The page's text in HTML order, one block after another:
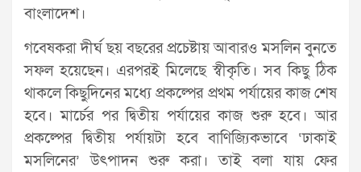
বাংলাদেশ।
গবেষকরা দীর্ঘ ছয় বছরের প্রচেষ্টায় আবারও মসলিন বুনতে
সফল হয়েছেন। এরপরই মিলেছে স্বীকৃতি। সব কিছু ঠিক
থাকলে কিছুদিনের মধ্যে প্রকল্পের প্রথম পর্যায়ের কাজ শেষ
হবে। মার্চের পর দ্বিতীয় পর্যায়ের কাজ শুরু হবে। আর
প্রকল্পের দ্বিতীয় পর্যায়টা হবে বাণিজ্যিকভাবে ‘ঢাকাই
মসলিনের’ উৎপাদন শুরু করা। তাই বলা যায় ফের